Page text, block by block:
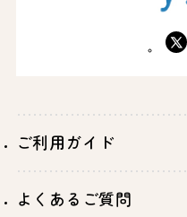
X
ご利用ガイド
よくあるご質問